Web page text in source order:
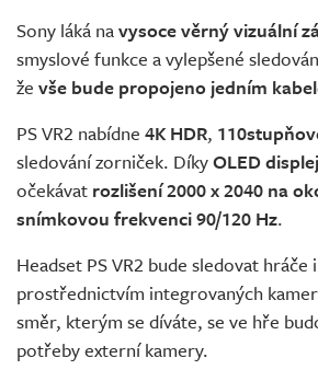
Sony láká navysoce věrný vizuální
smyslové funkce a vylepšené
že vše bude propojeno jedním
PS VR2 nabídne 4K HDR,
sledování zorniček. DíkyOLED
očekávat rozlišení 2000 x 2040 na
snímkovou frekvenci 90/120 Hz.
Headset PS VR2 bude sledovat hráče
prostřednictvím integrovaných
směr, kterým se díváte, se ve hře
potřeby externí kamery.